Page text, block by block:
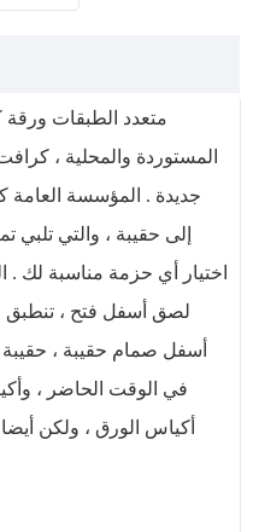
متعدد الطبقات
المستوردة والمحلية ،
جديدة . المؤسسة
إلى حقيبة ، والتي تلبي
اختيار أي حزمة مناسبة لك .
لصق أسفل فتح ، تنطبق
أسفل صمام حقيبة ،
في الوقت الحاضر ،
أكياس الورق ، ولكن